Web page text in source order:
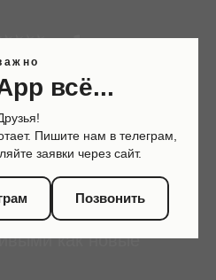
авто
убогие и ушатанные
как новые
всё...
Пишите нам в телеграм,
заявки через сайт.
Позвонить